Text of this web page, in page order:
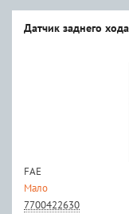
Датчик заднего
FAE
Мало
7700422630